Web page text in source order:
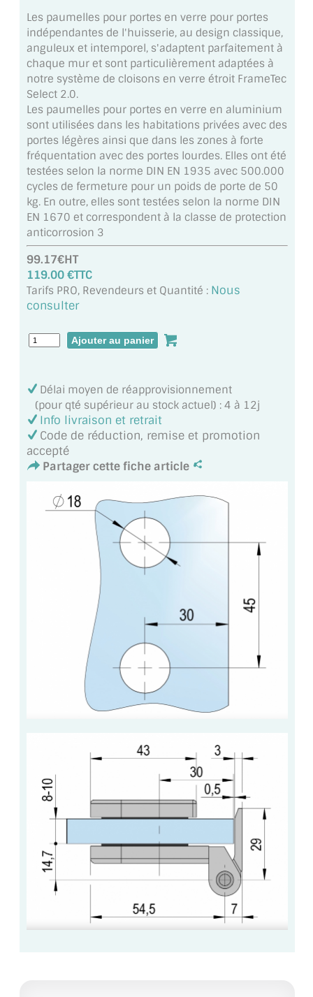
MIROIR PAROI DE DOUCHE
MIROIR POUR SALLE DE SPORT
MIROIR POUR SALLE DE DANSE
MIROIR ENCADRÉ
MIROIR TV
VERRE SUR MESURE
VERRE EXTRACLAIR
VERRE TREMPÉ (SÉCURIT)
PAROI DE DOUCHE
VERRE ANTI-REFLET
VERRE FEUILLETÉ/TREMPÉ
DALLE DE SOL EN VERRE
PORTE EN VERRE
GARDE CORPS EN VERRE
VERRIÈRE TYPE ATELIER
VERRES TEXTURÉS
PLEXIGLAS PMMA
DOUBLE VITRAGE
ACCESSOIRES & QUINCAILLERIE
CATALOGUE DE PROFILS ET FIXATION DU
LES PROFILS PAROI DE VERRE
VITRINE EN VERRE
CONNECTEURS ET ASSEMBLAGE DE VERRES
PLATS ET CORNIÈRES
LES CHARNIÈRES DE PORTE EN VERRE
BOUTONS ET POIGNÉES
Les paumelles pour portes en verre pour portes
indépendantes de l'huisserie, au design classique,
anguleux et intemporel, s'adaptent parfaitement à
chaque mur et sont particulièrement adaptées à
notre système de cloisons en verre étroit FrameTec
Select 2.0.
Les paumelles pour portes en verre en aluminium
sont utilisées dans les habitations privées avec des
portes légères ainsi que dans les zones à forte
fréquentation avec des portes lourdes. Elles ont été
testées selon la norme DIN EN 1935 avec 500.000
cycles de fermeture pour un poids de porte de 50
kg. En outre, elles sont testées selon la norme DIN
EN 1670 et correspondent à la classe de protection
anticorrosion 3
99.17€HT
119.00 €TTC
Tarifs PRO, Revendeurs et Quantité : Nous
consulter
Délai moyen de réapprovisionnement
(pour qté supérieur au stock actuel) : 4 à 12j
Info livraison et retrait
Code de réduction, remise et promotion
accepté
Partager cette fiche article